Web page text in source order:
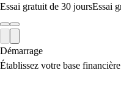
Essai gratuit de 30 joursEssai
Démarrage
Établissez votre base financière